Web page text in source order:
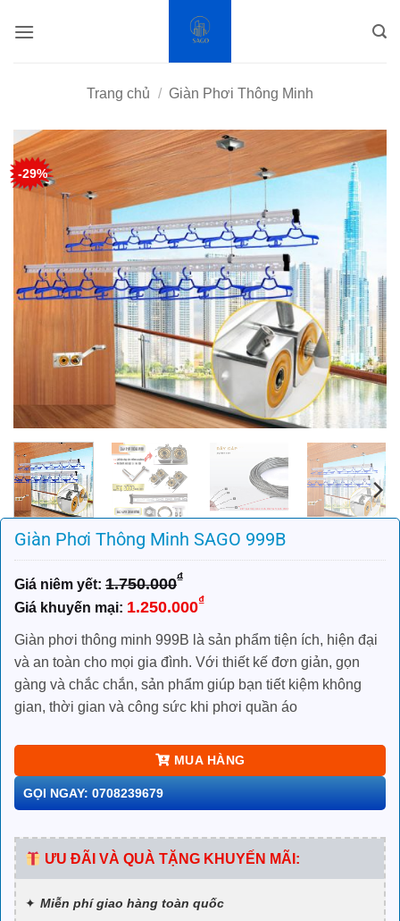
qua
Trang chủ / Giàn Phơi Thông Minh
-29%
Giàn Phơi Thông Minh SAGO 999B
1.750.000₫
Giá
gốc
là:
1.750.000₫.
1.250.000₫Giá
tại
là:
1.250.000₫.
Giàn phơi thông minh 999B là sản phẩm tiện ích, hiện đại
và an toàn cho mọi gia đình. Với thiết kế đơn giản, gọn
gàng và chắc chắn, sản phẩm giúp bạn tiết kiệm không
gian, thời gian và công sức khi phơi quần áo
MUA HÀNG
GỌI NGAY: 0708239679
ƯU ĐÃI VÀ QUÀ TẶNG KHUYẾN MÃI:
Miễn phí giao hàng toàn quốc